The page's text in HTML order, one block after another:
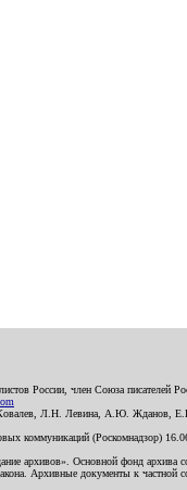
России, член Союза писателей
Ковалев, Л.Н. Левина, А.Ю.
коммуникаций (Роскомнадзор)
архивов». Основной фонд архива
Архивные документы к частной